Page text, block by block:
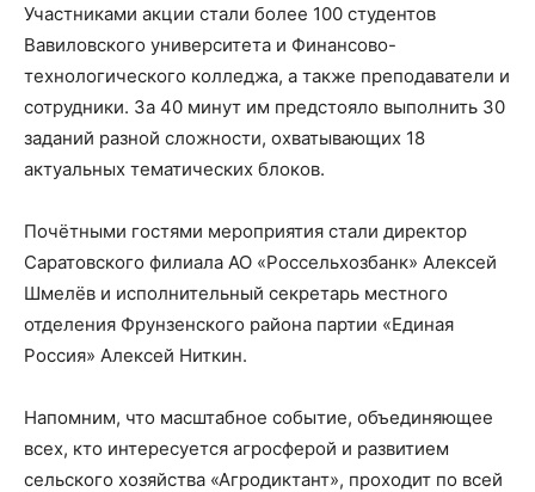
Участниками акции стали более 100 студентов
Вавиловского университета и Финансово-
технологического колледжа, а также преподаватели и
сотрудники. За 40 минут им предстояло выполнить 30
заданий разной сложности, охватывающих 18
актуальных тематических блоков.
Почётными гостями мероприятия стали директор
Саратовского филиала АО «Россельхозбанк» Алексей
Шмелёв и исполнительный секретарь местного
отделения Фрунзенского района партии «Единая
Россия» Алексей Ниткин.
Напомним, что масштабное событие, объединяющее
всех, кто интересуется агросферой и развитием
сельского хозяйства «Агродиктант», проходит по всей